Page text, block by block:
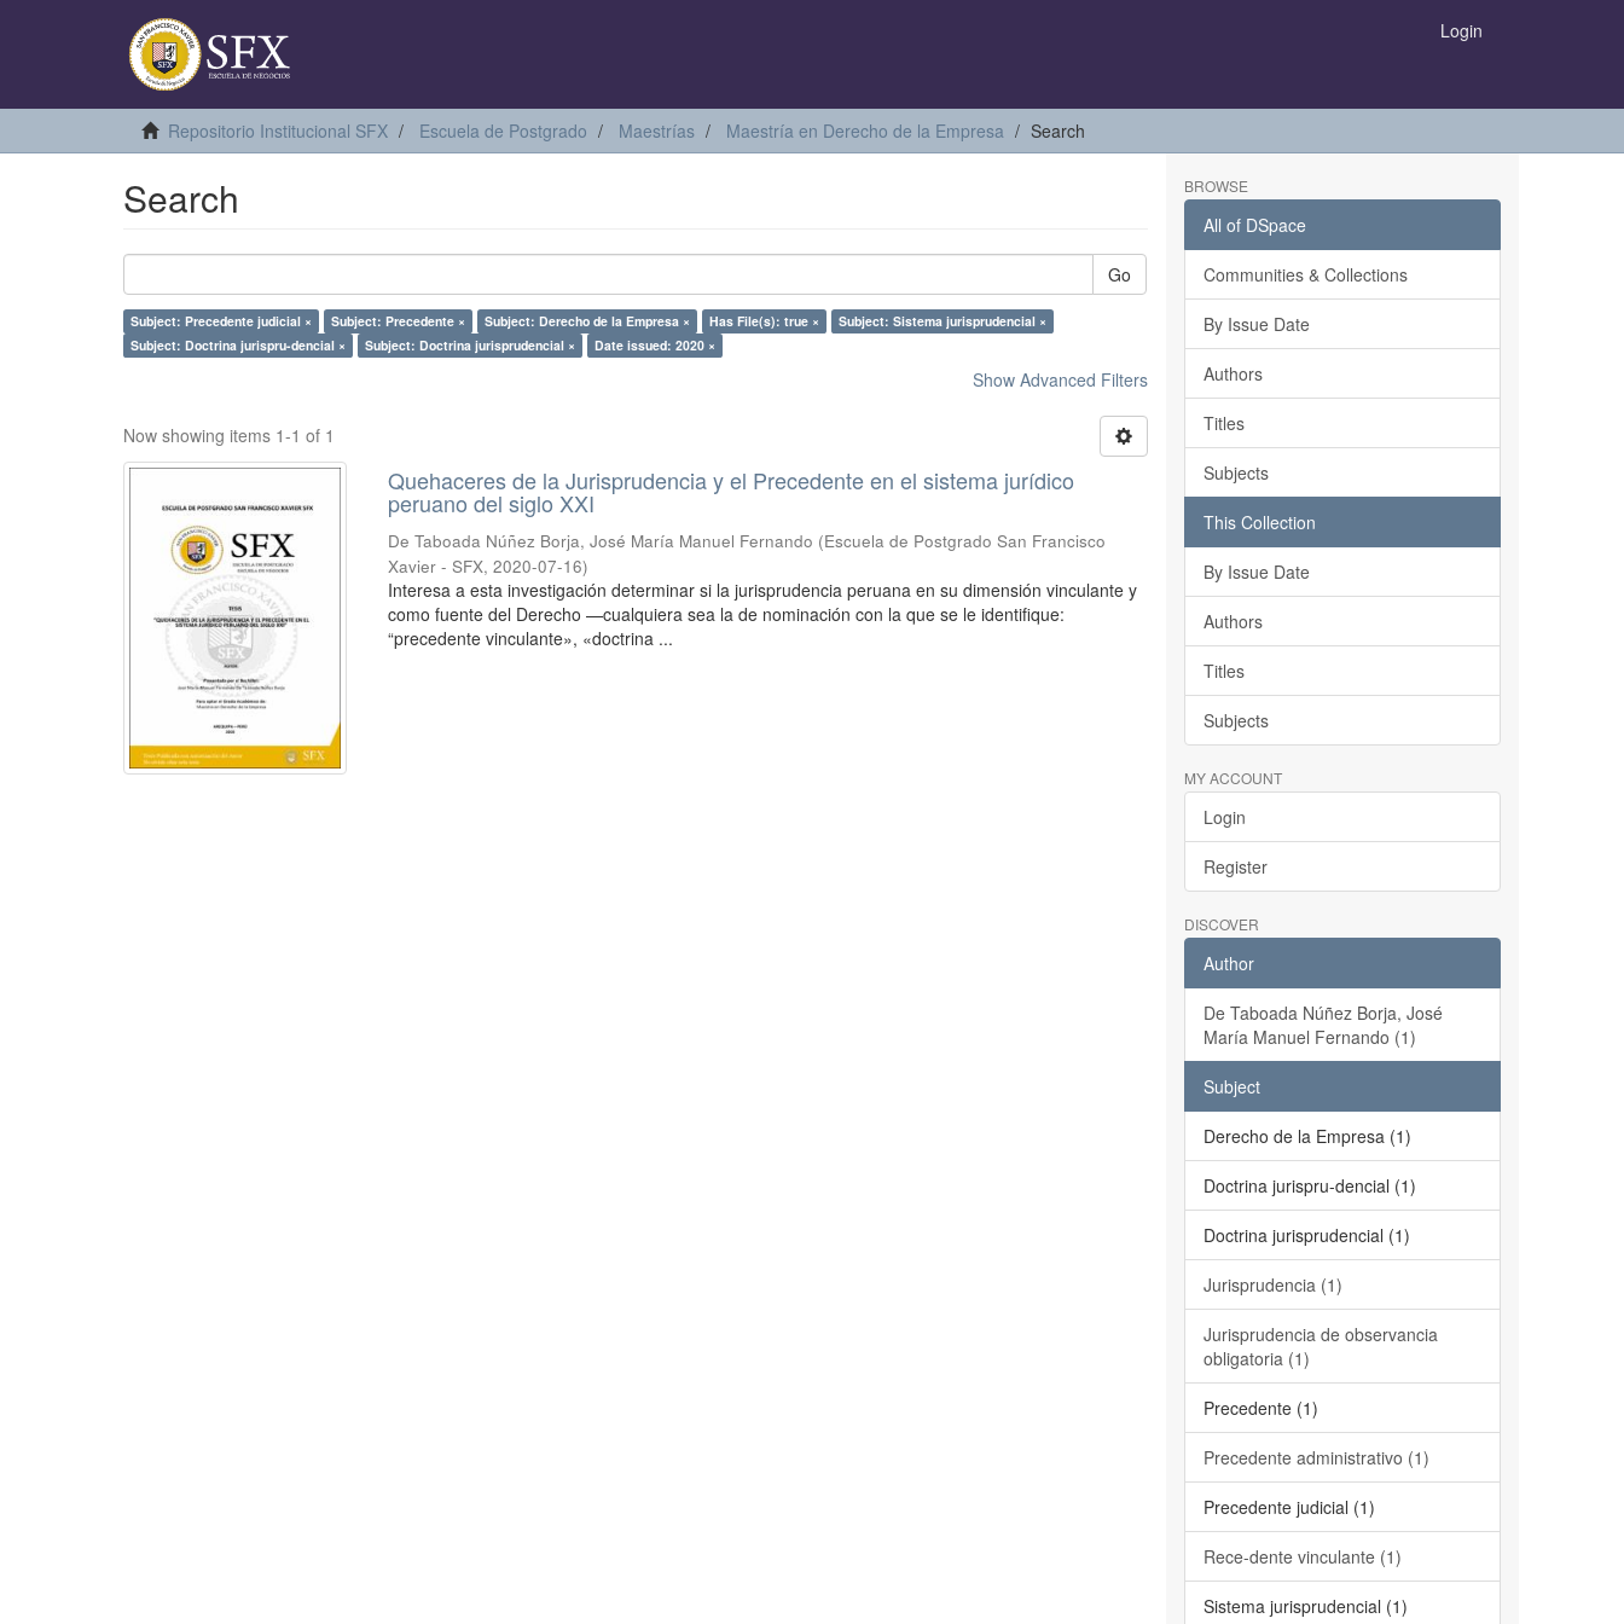
Login
Repositorio Institucional SFX Escuela de Postgrado Maestrías Maestría en Derecho de la Empresa Search
Search
Go
Subject: Precedente judicial × Subject: Precedente × Subject: Derecho de la Empresa × Has File(s): true ×
Subject: Sistema jurisprudencial ×
Subject: Doctrina jurispru-dencial ×
Subject: Doctrina jurisprudencial × Date issued: 2020 ×
Show Advanced Filters
Now showing items 1-1 of 1
Quehaceres de la Jurisprudencia y el Precedente en el sistema jurídico
peruano del siglo XXI
De Taboada Núñez Borja, José María Manuel Fernando (Escuela de Postgrado San Francisco
Xavier - SFX,2020-07-16)
Interesa a esta investigación determinar si la jurisprudencia peruana en su dimensión vinculante y
como fuente del Derecho —cualquiera sea la de nominación con la que se le identifique:
“precedente vinculante», «doctrina ...
BROWSE
All of DSpace
Communities & Collections
By Issue Date
Authors
Titles
Subjects
This Collection
By Issue Date
Authors
Titles
Subjects
MY ACCOUNT
Login
Register
DISCOVER
Author
De Taboada Núñez Borja, José
María Manuel Fernando (1)
Subject
Derecho de la Empresa (1)
Doctrina jurispru-dencial (1)
Doctrina jurisprudencial (1)
Jurisprudencia (1)
Jurisprudencia de observancia
obligatoria (1)
Precedente (1)
Precedente administrativo (1)
Precedente judicial (1)
Rece-dente vinculante (1)
Sistema jurisprudencial (1)